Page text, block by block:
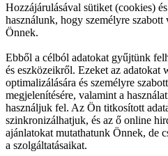
Hozzájárulásával sütiket (cookies)
használunk, hogy személyre
Önnek.
Ebből a célból adatokat gyűjtünk
és eszközeikről. Ezeket az adatokat
optimalizálására és személyre
megjelenítésére, valamint a
használjuk fel. Az Ön titkosított
szinkronizálhatjuk, és az ő online
ajánlatokat mutathatunk Önnek, de
a szolgáltatásaikat.